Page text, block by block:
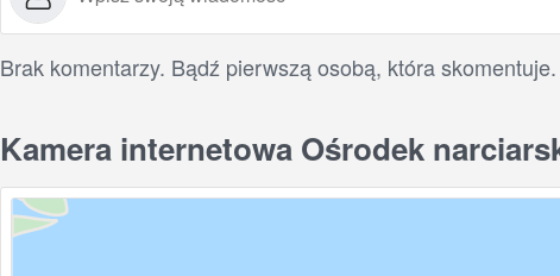
Brak komentarzy. Bądź pierwszą osobą, która skomentuje.
Kamera internetowa Ośrodek